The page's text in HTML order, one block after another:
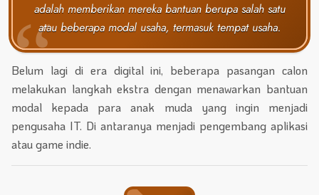
adalah memberikan mereka bantuan berupa salah satu
atau beberapa modal usaha, termasuk tempat usaha.
Belum lagi di era digital ini, beberapa pasangan calon
melakukan langkah ekstra dengan menawarkan bantuan
modal kepada para anak muda yang ingin menjadi
pengusaha IT. Di antaranya menjadi pengembang aplikasi
atau game indie.